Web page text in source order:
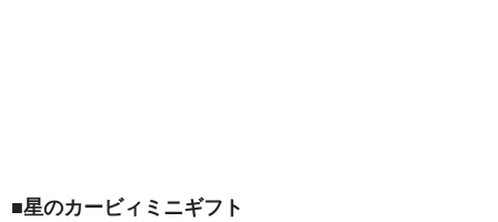
■星のカービィミニギフト